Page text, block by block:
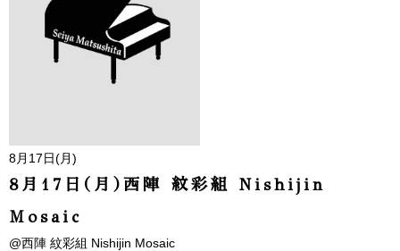
8月17日(月)
8月17日(月)西陣 紋彩組 Nishijin
Mosaic
@西陣 紋彩組 Nishijin Mosaic